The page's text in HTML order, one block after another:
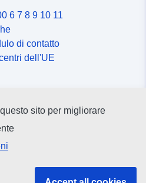
6 7 8 9 10 11
di contatto
dell'UE
sito per migliorare